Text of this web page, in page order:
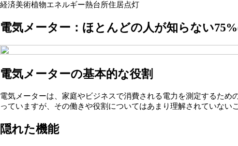
経済美術植物エネルギー熱台所住居点灯
電気メーター：ほとんどの人が知らない
電気メーターの基本的な役割
電気メーターは、家庭やビジネスで消費される電力を測定するた
っていますが、その働きや役割についてはあまり理解されていない
隠れた機能